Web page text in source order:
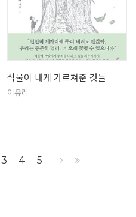
식물이 내게 가르쳐준 것들
이유리
3 4 5